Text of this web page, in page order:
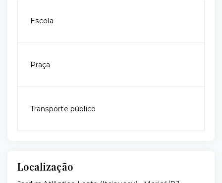
Escola
Praça
Transporte público
Localização